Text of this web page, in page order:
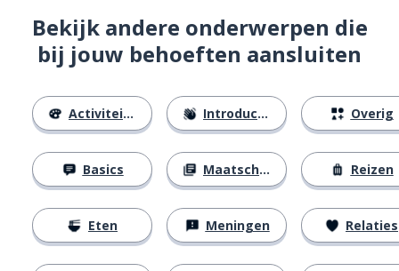
Bekijk andere onderwerpen die
bij jouw behoeften aansluiten
Activiteiten
Basics
Eten
Introducties
Maatschappij
Meningen
Overig
Reizen
Relaties